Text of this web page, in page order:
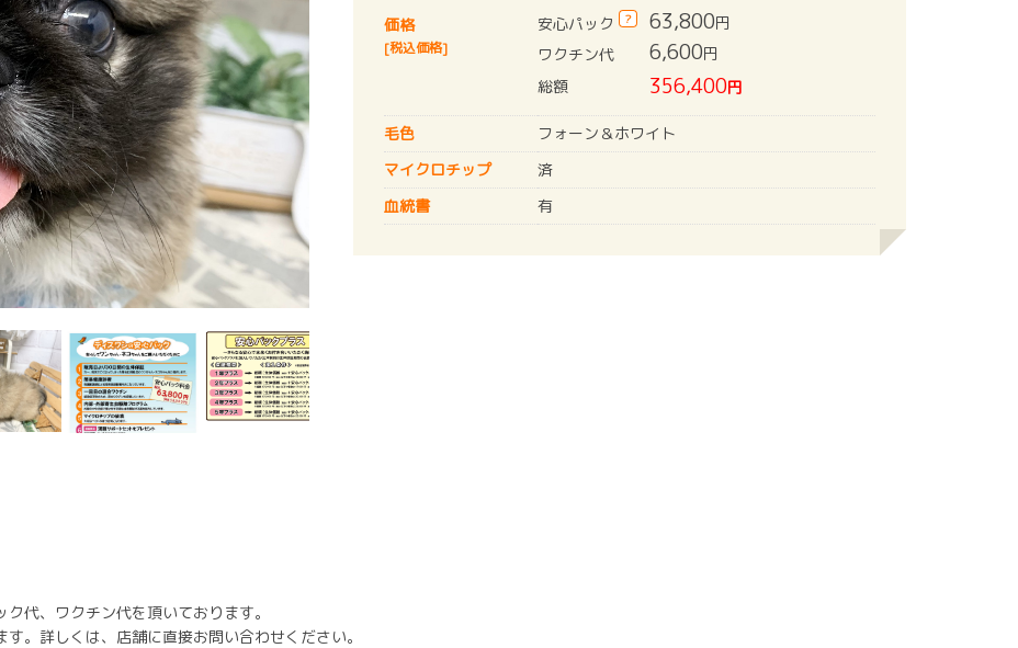
価格
[税込価格]
安心パック
? 63,800円
ワクチン代
6,600円
総額
356,400円
毛色
フォーン＆ホワイト
マイクロチップ
済
血統書
有
代、ワクチン代を頂いております。
。詳しくは、店舗に直接お問い合わせください。